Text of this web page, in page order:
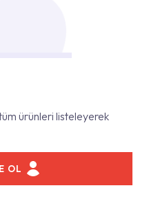
ürünleri listeleyerek
OL